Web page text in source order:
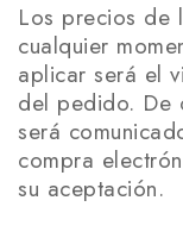
Los precios de
cualquier
aplicar será el
del pedido. De
será
compra
su aceptación.